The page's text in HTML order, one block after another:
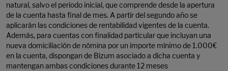
natural, salvo el periodo inicial, que comprende desde la apertura
de la cuenta hasta final de mes. A partir del segundo año se
aplicarán las condiciones de rentabilidad vigentes de la cuenta.
Además, para cuentas con finalidad particular que incluyan una
nueva domiciliación de nómina por un importe mínimo de 1.000€
en la cuenta, dispongan de Bizum asociado a dicha cuenta y
mantengan ambas condiciones durante 12 meses